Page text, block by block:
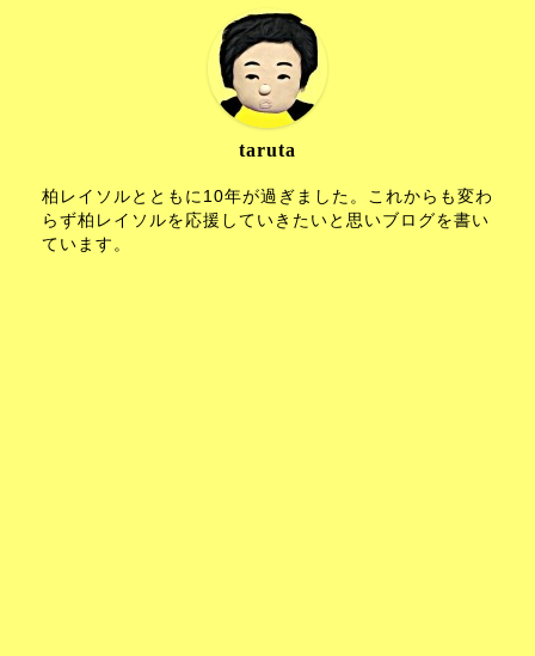
taruta
柏レイソルとともに10年が過ぎました。これからも変わ
らず柏レイソルを応援していきたいと思いブログを書い
ています。